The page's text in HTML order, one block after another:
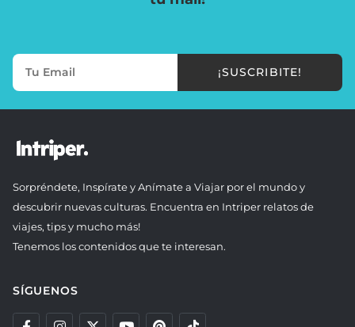
¡SUSCRIBITE!
Sorpréndete, Inspírate y Anímate a Viajar por el mundo y
descubrir nuevas culturas. Encuentra en Intriper relatos de
viajes, tips y mucho más!
Tenemos los contenidos que te interesan.
SÍGUENOS